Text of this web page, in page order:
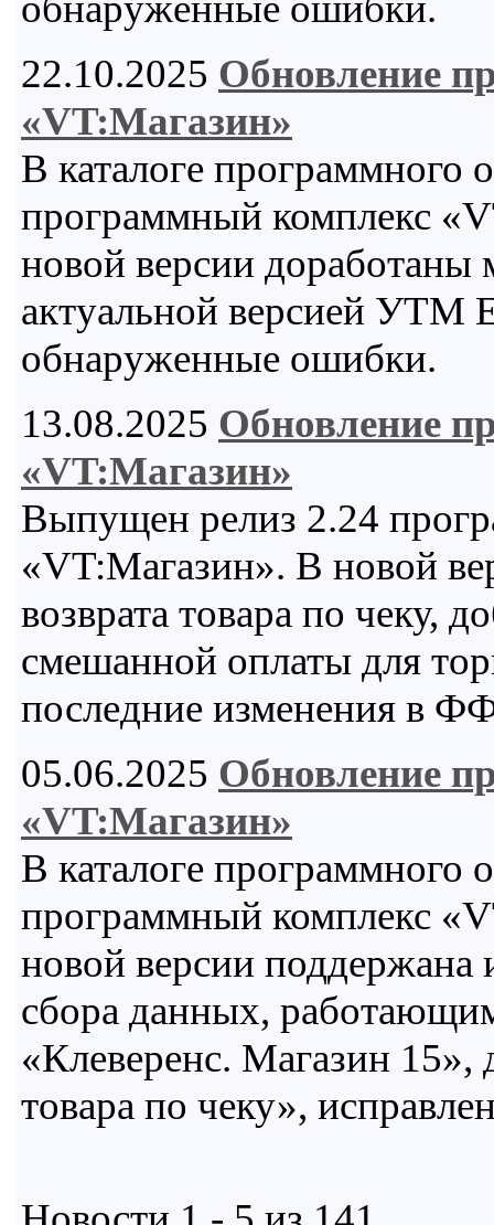
22.10.2025 Обновление
«VT:Магазин»
В каталоге программного
программный комплекс
новой версии доработаны
актуальной версией УТМ
обнаруженные ошибки.
13.08.2025 Обновление
«VT:Магазин»
Выпущен релиз 2.24
«VT:Магазин». В новой
возврата товара по чеку,
смешанной оплаты для
последние изменения в
05.06.2025 Обновление
«VT:Магазин»
В каталоге программного
программный комплекс
новой версии поддержана
сбора данных,
«Клеверенс. Магазин 15»,
товара по чеку»,